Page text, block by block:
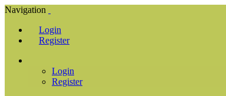
Navigation
Login
Register
Login
Register